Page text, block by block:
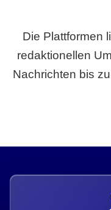
Die Plattformen
redaktionellen
Nachrichten bis